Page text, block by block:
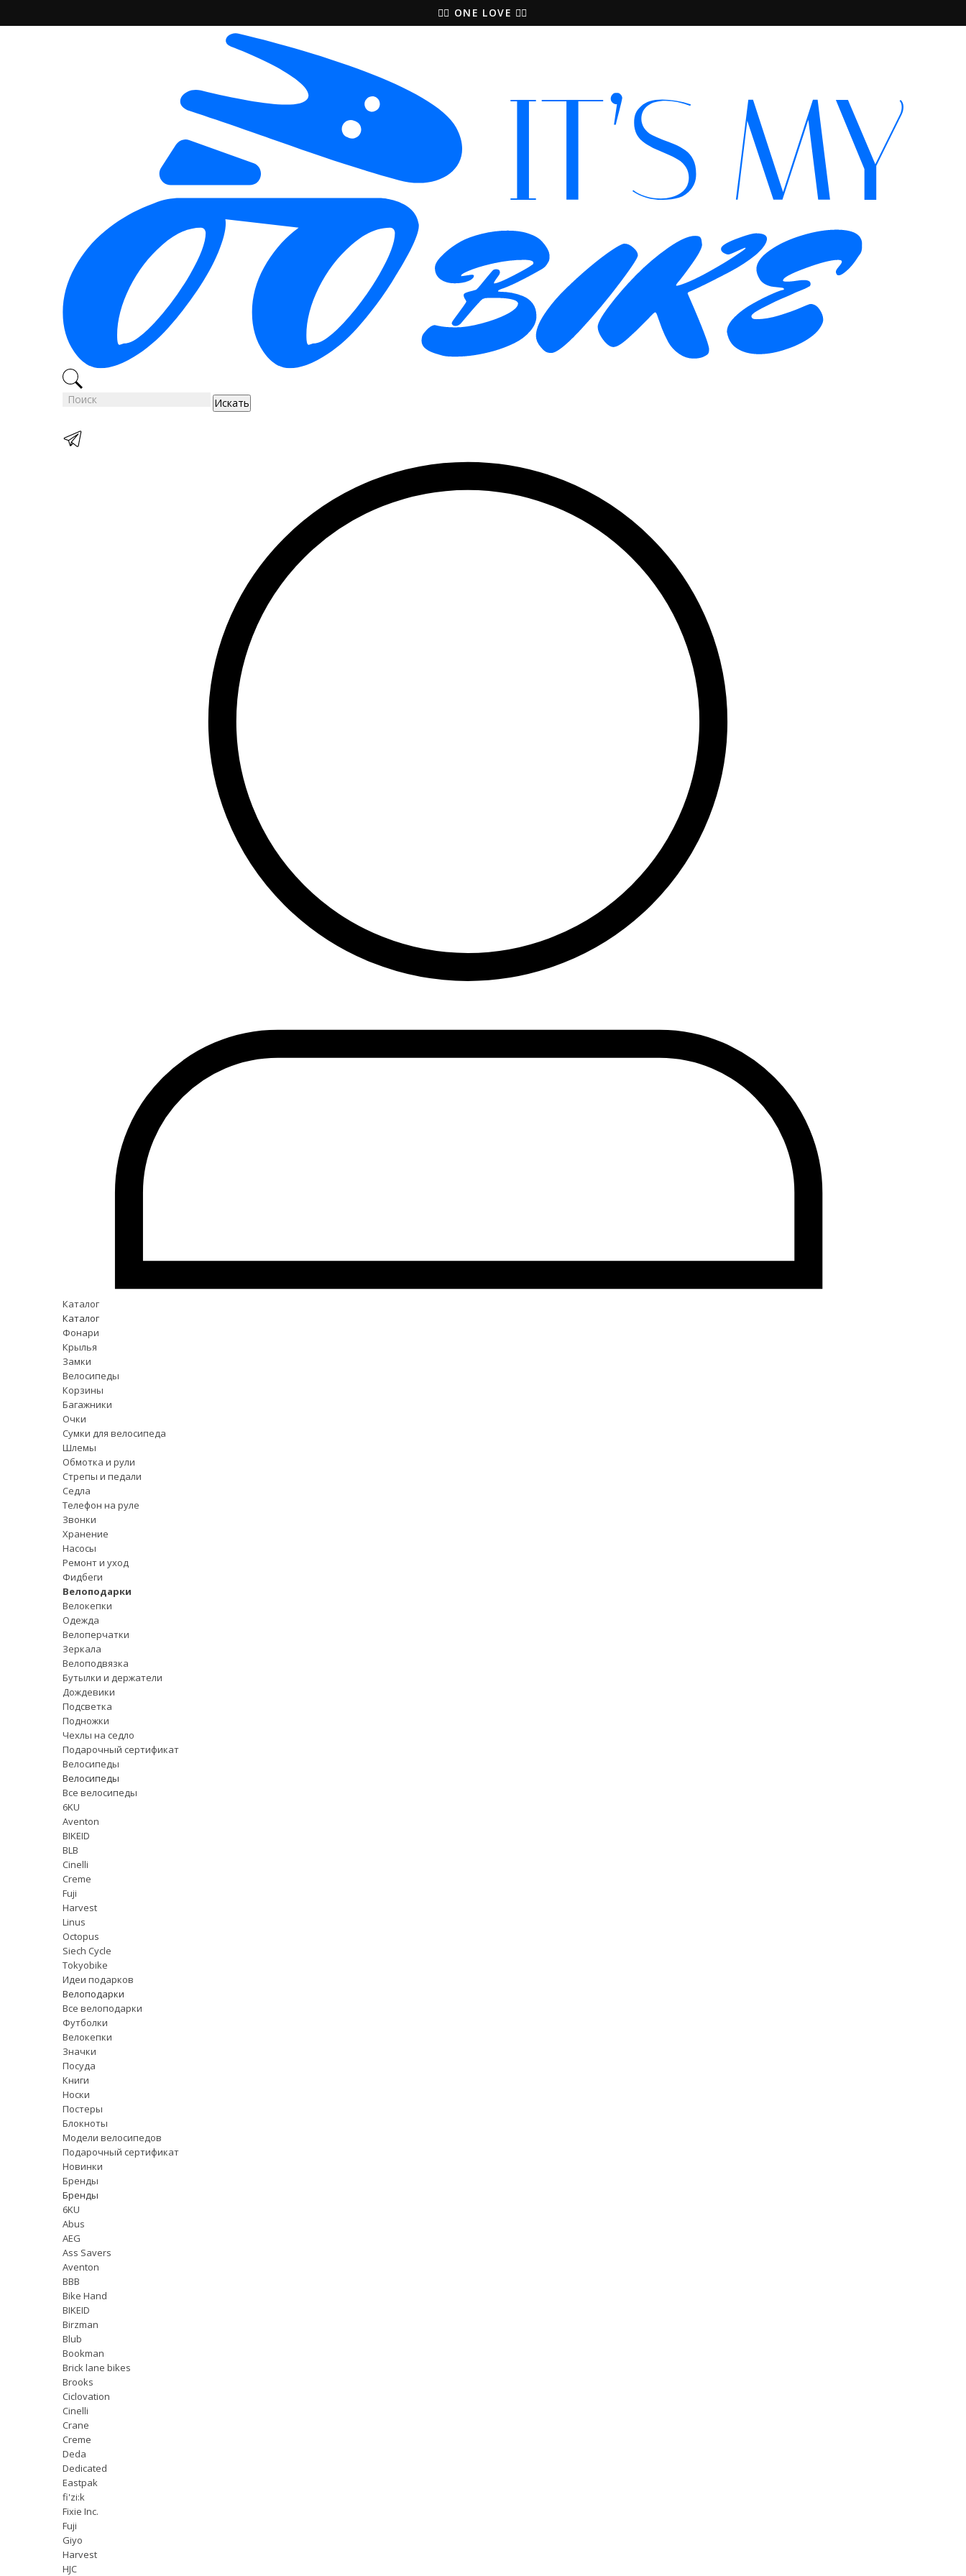
🚵‍♀️ ONE LOVE 🚴‍♀️
Искать
Каталог
Каталог
Фонари
Крылья
Замки
Велосипеды
Корзины
Багажники
Очки
Сумки для велосипеда
Шлемы
Обмотка и рули
Стрепы и педали
Седла
Телефон на руле
Звонки
Хранение
Насосы
Ремонт и уход
Фидбеги
Велоподарки
Велокепки
Одежда
Велоперчатки
Зеркала
Велоподвязка
Бутылки и держатели
Дождевики
Подсветка
Подножки
Чехлы на седло
Подарочный сертификат
Велосипеды
Велосипеды
Все велосипеды
6KU
Aventon
BIKEID
BLB
Cinelli
Creme
Fuji
Harvest
Linus
Octopus
Siech Cycle
Tokyobike
Идеи подарков
Велоподарки
Все велоподарки
Футболки
Велокепки
Значки
Посуда
Книги
Носки
Постеры
Блокноты
Модели велосипедов
Подарочный сертификат
Новинки
Бренды
Бренды
6KU
Abus
AEG
Ass Savers
Aventon
BBB
Bike Hand
BIKEID
Birzman
Blub
Bookman
Brick lane bikes
Brooks
Ciclovation
Cinelli
Crane
Creme
Deda
Dedicated
Eastpak
fi'zi:k
Fixie Inc.
Fuji
Giyo
Harvest
HJC